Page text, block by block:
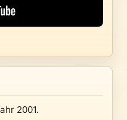
2001.